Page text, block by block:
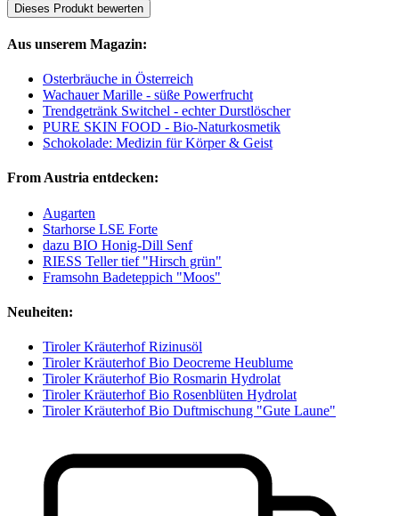
Dieses Produkt bewerten
Aus unserem Magazin:
Osterbräuche in Österreich
Wachauer Marille - süße Powerfrucht
Trendgetränk Switchel - echter Durstlöscher
PURE SKIN FOOD - Bio-Naturkosmetik
Schokolade: Medizin für Körper & Geist
From Austria entdecken:
Augarten
Starhorse LSE Forte
dazu BIO Honig-Dill Senf
RIESS Teller tief "Hirsch grün"
Framsohn Badeteppich "Moos"
Neuheiten:
Tiroler Kräuterhof Rizinusöl
Tiroler Kräuterhof Bio Deocreme Heublume
Tiroler Kräuterhof Bio Rosmarin Hydrolat
Tiroler Kräuterhof Bio Rosenblüten Hydrolat
Tiroler Kräuterhof Bio Duftmischung "Gute Laune"